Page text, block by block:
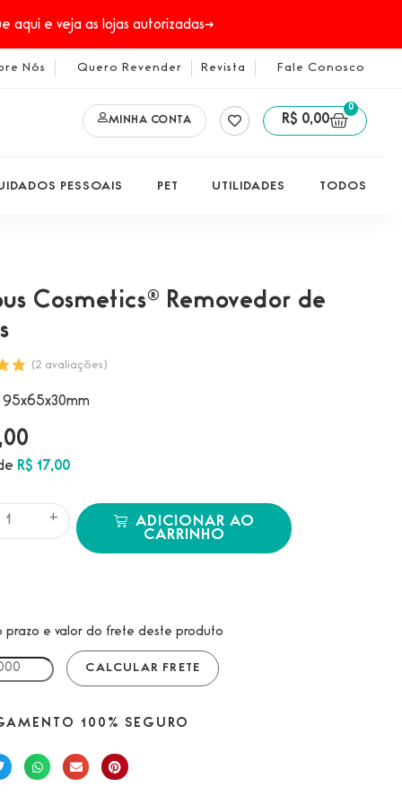
aqui e veja as lojas autorizadas→
Nós Quero Revender Revista Fale Conosco
MINHA CONTA R$ 0,00
0
PESSOAIS PET UTILIDADES TODOS
Cosmetics® Removedor de
(2 avaliações)
95x65x30mm
R$ 17,00
+
ADICIONAR AO
CARRINHO
prazo e valor do frete deste produto
100% SEGURO